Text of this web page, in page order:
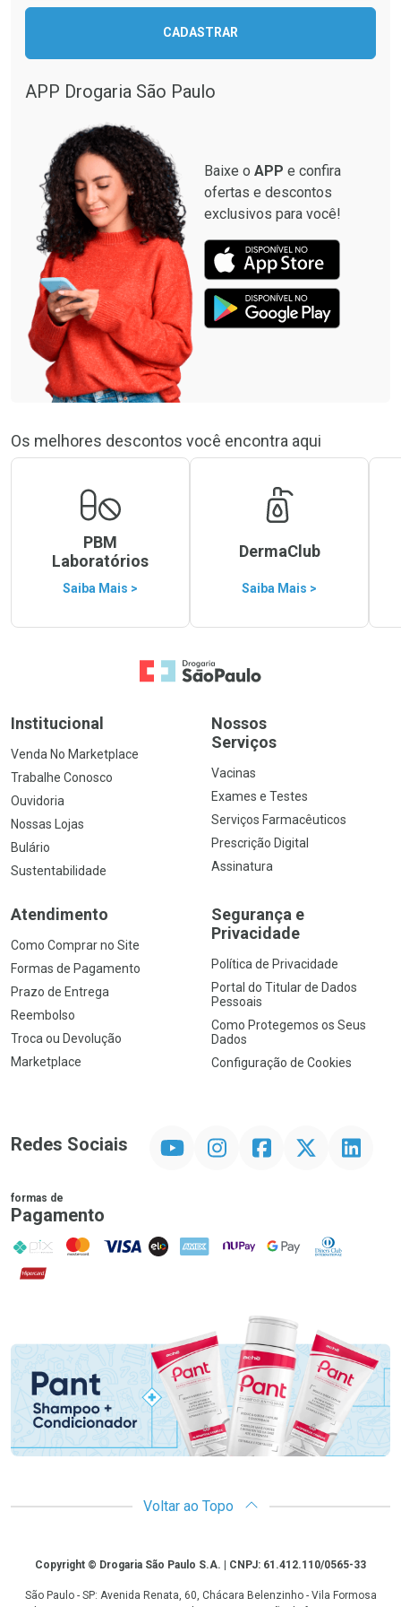
CADASTRAR
APP Drogaria São Paulo
Baixe o APP e confira
ofertas e descontos
exclusivos para você!
Os melhores descontos você encontra aqui
PBM
Laboratórios
Saiba Mais >
DermaClub
Saiba Mais >
Ir para a Home
Institucional
Venda No Marketplace
Trabalhe Conosco
Ouvidoria
Nossas Lojas
Bulário
Sustentabilidade
Nossos
Serviços
Vacinas
Exames e Testes
Serviços Farmacêuticos
Prescrição Digital
Assinatura
Atendimento
Como Comprar no Site
Formas de Pagamento
Prazo de Entrega
Reembolso
Troca ou Devolução
Marketplace
Segurança e
Privacidade
Política de Privacidade
Portal do Titular de Dados
Pessoais
Como Protegemos os Seus
Dados
Configuração de Cookies
Redes Sociais InstagramFacebookTwitter Linkedin
formas de
Pagamento
PIX MasterCard
VISA ELO AMEX NuPay Google PayDiners Club
Hipercard
Promoção em Destaque
Voltar ao Topo
CopyrightCopyright © Drogaria São Paulo S.A. | CNPJ: 61.412.110/0565-33
São Paulo - SP: Avenida Renata, 60, Chácara Belenzinho - Vila Formosa